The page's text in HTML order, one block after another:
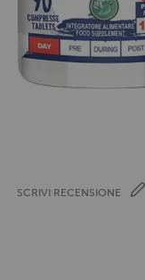
SCRIVI RECENSIONE